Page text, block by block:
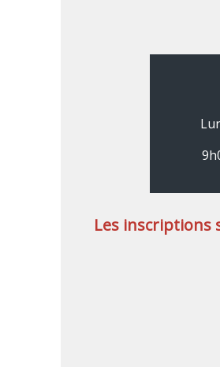
Les inscriptions